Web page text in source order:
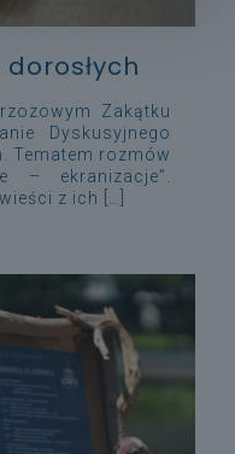
Zakątku
Dyskusyjnego
Tematem rozmów
– ekranizacje”.
z ich